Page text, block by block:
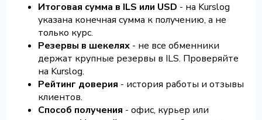
Итоговая сумма в ILS или USD - на Kurslog
указана конечная сумма к получению, а не
только курс.
Резервы в шекелях - не все обменники
держат крупные резервы в ILS. Проверяйте
на Kurslog.
Рейтинг доверия - история работы и отзывы
клиентов.
Способ получения - офис, курьер или